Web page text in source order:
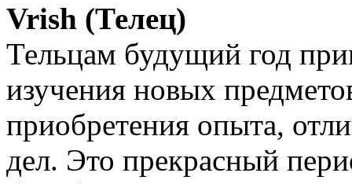
Vrish (Телец)
Тельцам будущий год
изучения новых
приобретения опыта,
дел. Это прекрасный